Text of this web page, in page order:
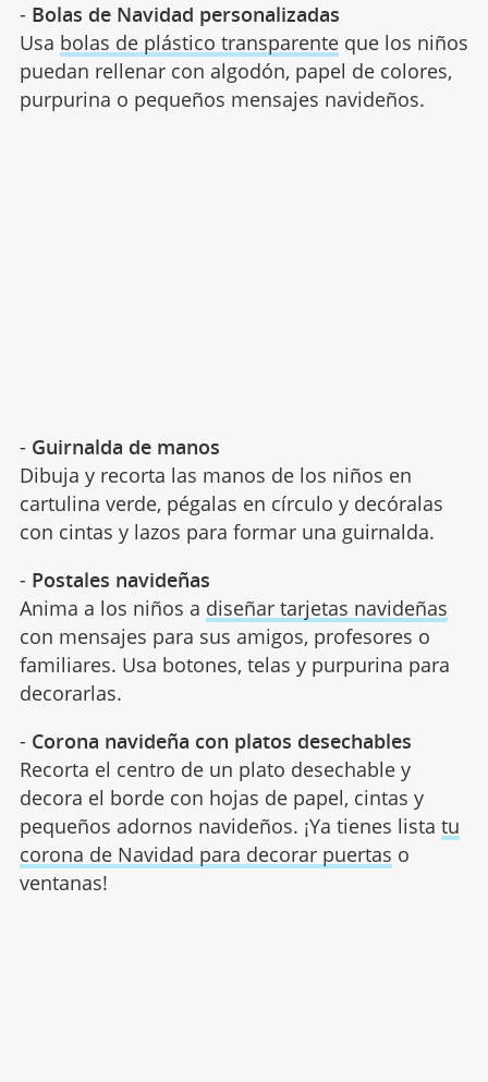
- Bolas de Navidad personalizadas
Usa bolas de plástico transparenteque los niños
puedan rellenar con algodón, papel de colores,
purpurina o pequeños mensajes navideños.
- Guirnalda de manos
Dibuja y recorta las manos de los niños en
cartulina verde, pégalas en círculo y decóralas
con cintas y lazos para formar una guirnalda.
- Postales navideñas
Anima a los niños a diseñar tarjetas navideñas
con mensajes para sus amigos, profesores o
familiares. Usa botones, telas y purpurina para
decorarlas.
- Corona navideña con platos desechables
Recorta el centro de un plato desechable y
decora el borde con hojas de papel, cintas y
pequeños adornos navideños. ¡Ya tienes lista tu
corona de Navidad para decorar puertas o
ventanas!